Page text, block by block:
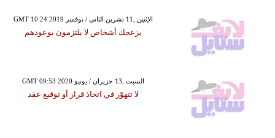
GMT 10:24 2019 الإثنين ,11 تشرين الثاني / نوفمبر
يزعجك أشخاص لا يلتزمون بوعودهم
GMT 09:53 2020 السبت ,13 حزيران / يونيو
لا تتهوّر في اتخاذ قرار أو توقيع عقد